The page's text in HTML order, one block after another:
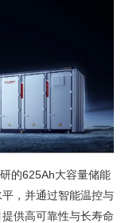
的625Ah大容量储能
，并通过智能温控与
供高可靠性与长寿命